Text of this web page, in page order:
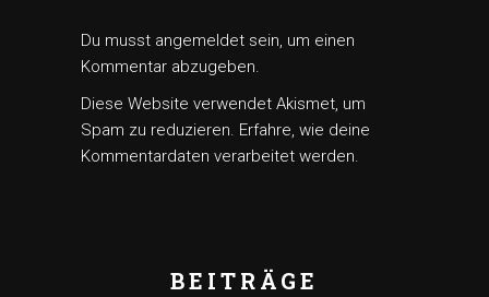
Du musst angemeldet sein, um einen
Kommentar abzugeben.
Diese Website verwendet Akismet, um
Spam zu reduzieren. Erfahre, wie deine
Kommentardaten verarbeitet werden.
BEITRÄGE